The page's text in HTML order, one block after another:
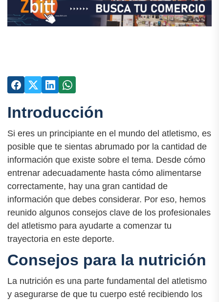
Introducción
Si eres un principiante en el mundo del atletismo, es
posible que te sientas abrumado por la cantidad de
información que existe sobre el tema. Desde cómo
entrenar adecuadamente hasta cómo alimentarse
correctamente, hay una gran cantidad de
información que debes considerar. Por eso, hemos
reunido algunos consejos clave de los profesionales
del atletismo para ayudarte a comenzar tu
trayectoria en este deporte.
Consejos para la nutrición
La nutrición es una parte fundamental del atletismo
y asegurarse de que tu cuerpo esté recibiendo los